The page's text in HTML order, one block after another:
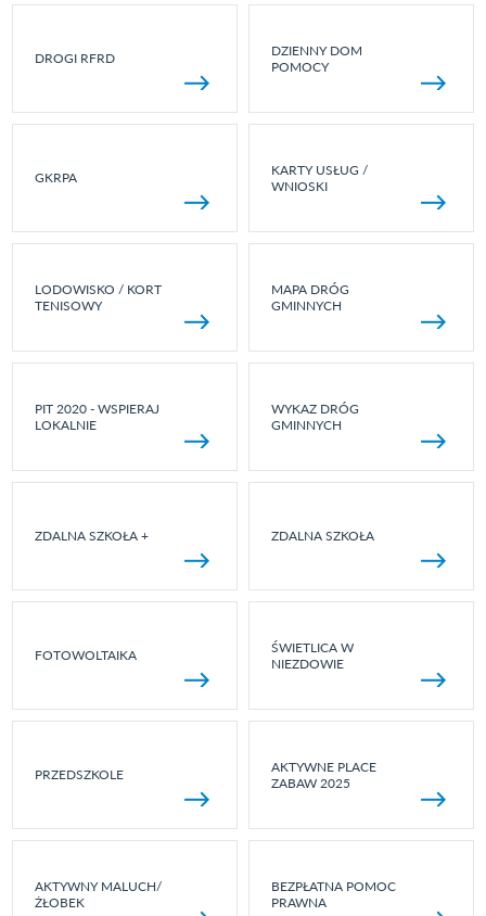
DROGI RFRD
DZIENNY DOM
POMOCY
GKRPA
KARTY USŁUG /
WNIOSKI
LODOWISKO / KORT
TENISOWY
MAPA DRÓG
GMINNYCH
PIT 2020 - WSPIERAJ
LOKALNIE
WYKAZ DRÓG
GMINNYCH
ZDALNA SZKOŁA + ZDALNA SZKOŁA
FOTOWOLTAIKA
ŚWIETLICA W
NIEZDOWIE
PRZEDSZKOLE
AKTYWNE PLACE
ZABAW 2025
AKTYWNY MALUCH/
ŻŁOBEK
BEZPŁATNA POMOC
PRAWNA